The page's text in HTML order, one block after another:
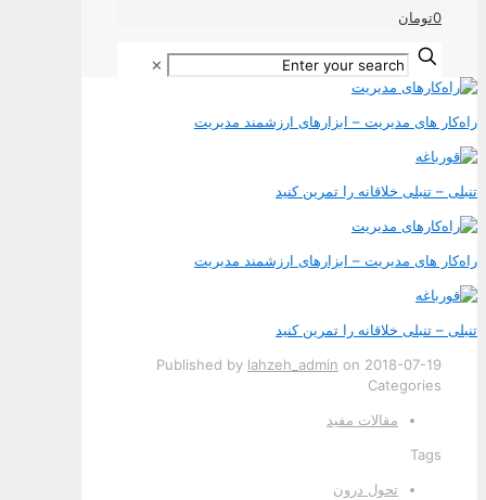
0تومان
✕
راه‌کار های مدیریت – ابزارهای ارزشمند مدیریت
تنبلی – تنبلی خلاقانه را تمرین کنید
راه‌کار های مدیریت – ابزارهای ارزشمند مدیریت
تنبلی – تنبلی خلاقانه را تمرین کنید
Published by lahzeh_admin on 2018-07-19
Categories
مقالات مفید
Tags
تحول درون